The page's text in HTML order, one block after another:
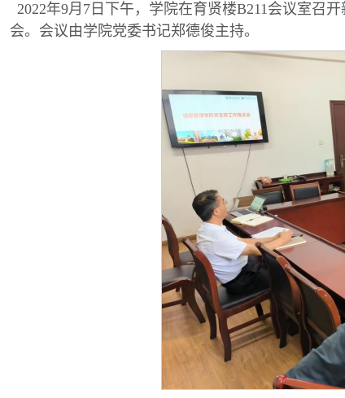
2022年9月7日下午，学院在育贤楼B211会议室召
会。会议由学院党委书记郑德俊主持。